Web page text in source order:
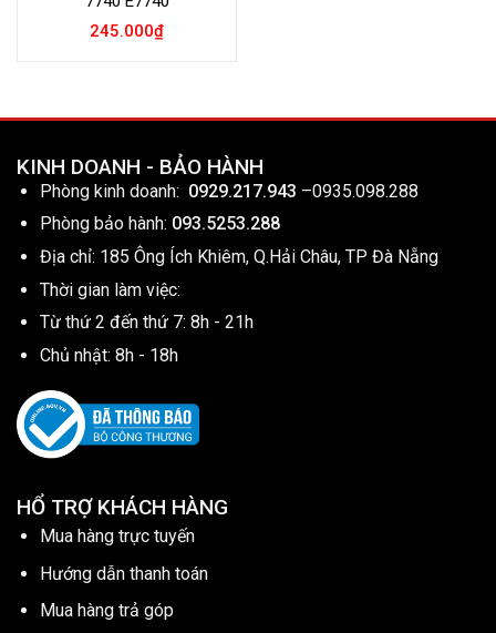
245.000₫
KINH DOANH - BẢO HÀNH
Phòng kinh doanh: 0929.217.943 –0935.098.288
Phòng bảo hành: 093.5253.288
Địa chỉ: 185 Ông Ích Khiêm, Q.Hải Châu, TP Đà Nẵng
Thời gian làm việc:
Từ thứ 2 đến thứ 7: 8h - 21h
Chủ nhật: 8h - 18h
HỔ TRỢ KHÁCH HÀNG
Mua hàng trực tuyến
Hướng dẫn thanh toán
Mua hàng trả góp